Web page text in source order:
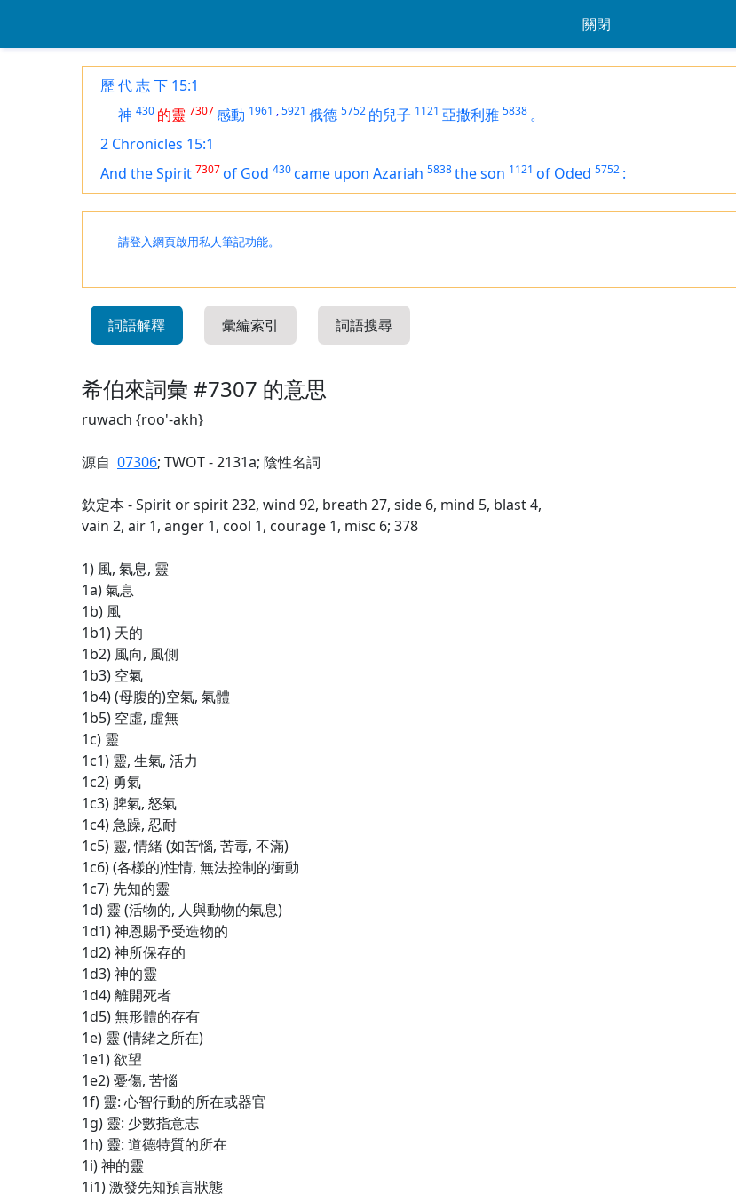
關閉
歷 代 志 下 15:1
神 430 的靈 7307感動 1961 ,5921 俄德 5752 的兒子 1121 亞撒利雅 5838 。
2 Chronicles 15:1
And the Spirit 7307of God 430came upon Azariah 5838the son 1121 of Oded 5752 :
請登入網頁啟用私人筆記功能。
詞語解釋 彙編索引 詞語搜尋
希伯來詞彙 #7307 的意思
ruwach {roo'-akh}
源自 07306; TWOT - 2131a; 陰性名詞
欽定本 - Spirit or spirit 232, wind 92, breath 27, side 6, mind 5, blast 4,
vain 2, air 1, anger 1, cool 1, courage 1, misc 6; 378
1) 風, 氣息, 靈
1a) 氣息
1b) 風
1b1) 天的
1b2) 風向, 風側
1b3) 空氣
1b4) (母腹的)空氣, 氣體
1b5) 空虛, 虛無
1c) 靈
1c1) 靈, 生氣, 活力
1c2) 勇氣
1c3) 脾氣, 怒氣
1c4) 急躁, 忍耐
1c5) 靈, 情緒 (如苦惱, 苦毒, 不滿)
1c6) (各樣的)性情, 無法控制的衝動
1c7) 先知的靈
1d) 靈 (活物的, 人與動物的氣息)
1d1) 神恩賜予受造物的
1d2) 神所保存的
1d3) 神的靈
1d4) 離開死者
1d5) 無形體的存有
1e) 靈 (情緒之所在)
1e1) 欲望
1e2) 憂傷, 苦惱
1f) 靈: 心智行動的所在或器官
1g) 靈: 少數指意志
1h) 靈: 道德特質的所在
1i) 神的靈
1i1) 激發先知預言狀態